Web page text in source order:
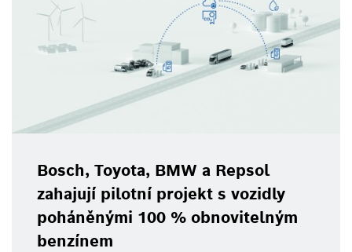
Bosch, Toyota, BMW a Repsol
zahajují pilotní projekt s vozidly
poháněnými 100 % obnovitelným
benzínem